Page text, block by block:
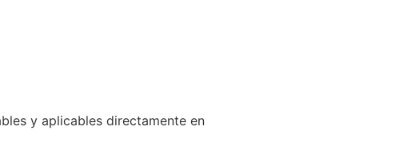
y aplicables directamente en